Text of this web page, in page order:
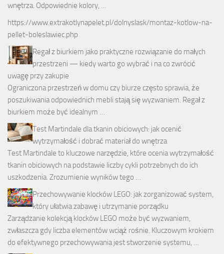
wnętrza. Odpowiednie kolory, …
https://www.extrakotlynapelet.pl/dolnyslask/montaz-kotlow-na-
pellet-boleslawiec.php
Regał z biurkiem jako praktyczne rozwiązanie do małych
przestrzeni — kiedy warto go wybrać i na co zwrócić
uwagę przy zakupie
Ograniczona przestrzeń w domu czy biurze często sprawia, że
poszukiwania odpowiednich mebli stają się wyzwaniem. Regał z
biurkiem może być idealnym …
Test Martindale dla tkanin obiciowych: jak ocenić
wytrzymałość i dobrać materiał do wnętrza
Test Martindale to kluczowe narzędzie, które ocenia wytrzymałość
tkanin obiciowych na podstawie liczby cykli potrzebnych do ich
uszkodzenia. Zrozumienie wyników tego …
Przechowywanie klocków LEGO: jak zorganizować system,
który ułatwia zabawę i utrzymanie porządku
Zarządzanie kolekcją klocków LEGO może być wyzwaniem,
zwłaszcza gdy liczba elementów wciąż rośnie. Kluczowym krokiem
do efektywnego przechowywania jest stworzenie systemu, …